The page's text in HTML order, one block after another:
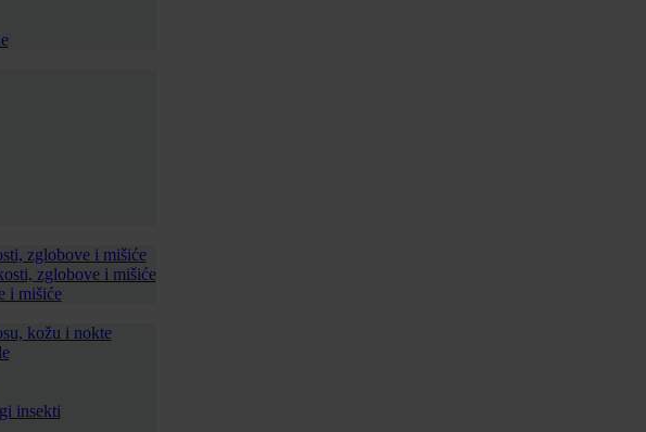
zglobove i mišiće
zglobove i mišiće
i mišiće
kožu i nokte
insekti